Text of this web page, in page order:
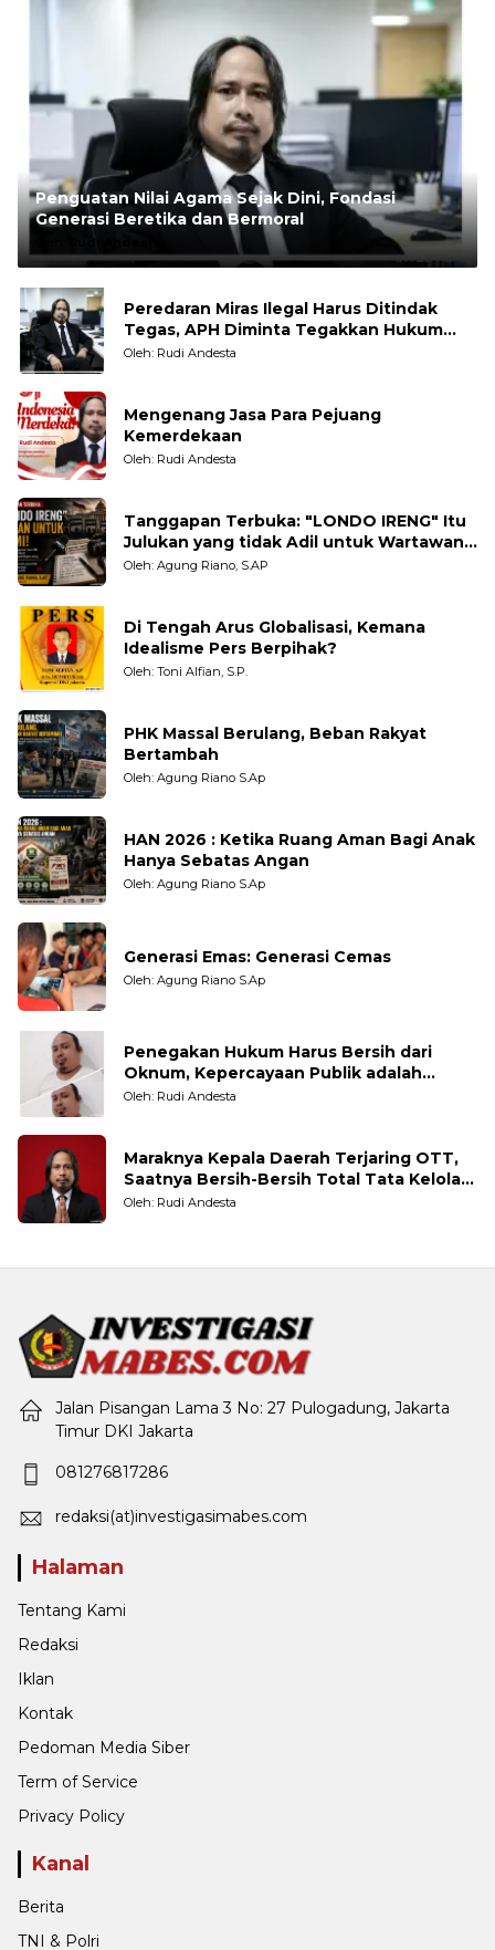
Penguatan Nilai Agama Sejak Dini, Fondasi
Generasi Beretika dan Bermoral
Rudi Andesta
Peredaran Miras Ilegal Harus Ditindak
Tegas, APH Diminta Tegakkan Hukum
Tanpa Pandang Bulu
Oleh: Rudi Andesta
Mengenang Jasa Para Pejuang
Kemerdekaan
Oleh: Rudi Andesta
Tanggapan Terbuka: "LONDO IRENG" Itu
Julukan yang tidak Adil untuk Wartawan,
Pengamat dan LSM
Oleh: Agung Riano, S.AP
Di Tengah Arus Globalisasi, Kemana
Idealisme Pers Berpihak?
Oleh: Toni Alfian, S.P.
PHK Massal Berulang, Beban Rakyat
Bertambah
Oleh: Agung Riano S.Ap
HAN 2026 : Ketika Ruang Aman Bagi Anak
Hanya Sebatas Angan
Oleh: Agung Riano S.Ap
Generasi Emas: Generasi Cemas
Oleh: Agung Riano S.Ap
Penegakan Hukum Harus Bersih dari
Oknum, Kepercayaan Publik adalah
Taruhannya
Oleh: Rudi Andesta
Maraknya Kepala Daerah Terjaring OTT,
Saatnya Bersih-Bersih Total Tata Kelola
Pemerintahan
Oleh: Rudi Andesta
Jalan Pisangan Lama 3 No: 27 Pulogadung, Jakarta
Timur DKI Jakarta
081276817286
redaksi(at)investigasimabes.com
Halaman
Tentang Kami
Redaksi
Iklan
Kontak
Pedoman Media Siber
Term of Service
Privacy Policy
Kanal
Berita
TNI & Polri